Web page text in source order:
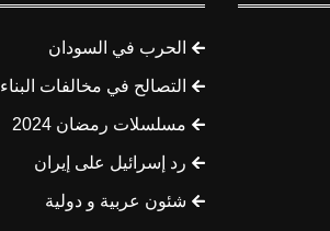
الحرب في السودان
التصالح في مخالفات البناء
مسلسلات رمضان 2024
رد إسرائيل على إيران
شئون عربية و دولية